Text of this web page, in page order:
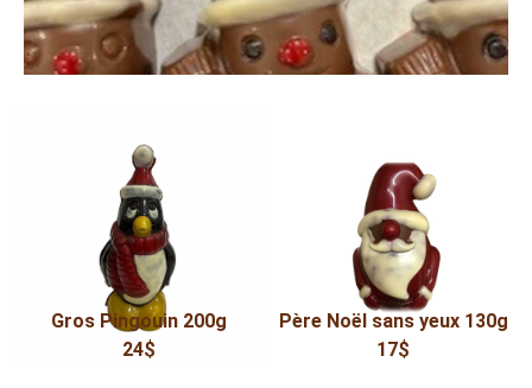
Gros Pingouin 200g
24$
Père Noël sans yeux 130g
17$